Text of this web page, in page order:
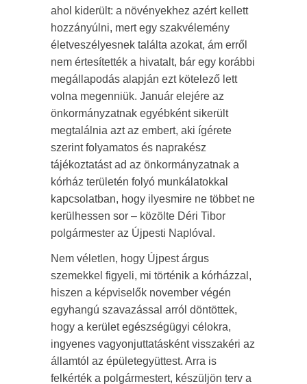
ahol kiderült: a növényekhez azért kellett
hozzányúlni, mert egy szakvélemény
életveszélyesnek találta azokat, ám erről
nem értesítették a hivatalt, bár egy korábbi
megállapodás alapján ezt kötelező lett
volna megenniük. Január elejére az
önkormányzatnak egyébként sikerült
megtalálnia azt az embert, aki ígérete
szerint folyamatos és naprakész
tájékoztatást ad az önkormányzatnak a
kórház területén folyó munkálatokkal
kapcsolatban, hogy ilyesmire ne többet ne
kerülhessen sor – közölte Déri Tibor
polgármester az Újpesti Naplóval.
Nem véletlen, hogy Újpest árgus
szemekkel figyeli, mi történik a kórházzal,
hiszen a képviselők november végén
egyhangú szavazással arról döntöttek,
hogy a kerület egészségügyi célokra,
ingyenes vagyonjuttatásként visszakéri az
államtól az épületegyüttest. Arra is
felkérték a polgármestert, készüljön terv a